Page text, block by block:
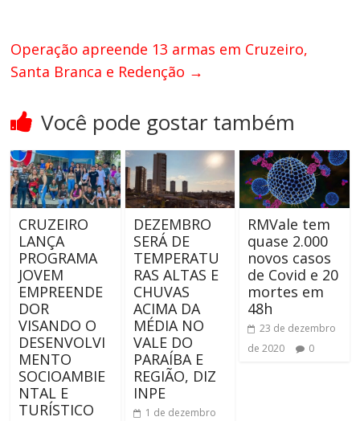
Operação apreende 13 armas em Cruzeiro,
Santa Branca e Redenção →
Você pode gostar também
CRUZEIRO
LANÇA
PROGRAMA
JOVEM
EMPREENDE
DOR
VISANDO O
DESENVOLVI
MENTO
SOCIOAMBIE
NTAL E
TURÍSTICO
DEZEMBRO
SERÁ DE
TEMPERATU
RAS ALTAS E
CHUVAS
ACIMA DA
MÉDIA NO
VALE DO
PARAÍBA E
REGIÃO, DIZ
INPE
1 de dezembro
RMVale tem
quase 2.000
novos casos
de Covid e 20
mortes em
48h
23 de dezembro
de 2020
0